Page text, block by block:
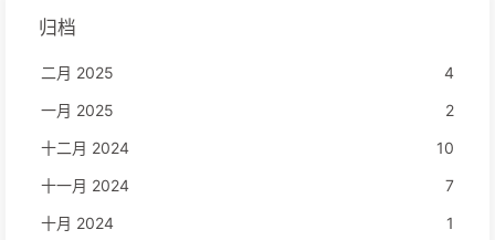
归档
二月 2025
4
一月 2025
2
十二月 2024
10
十一月 2024
7
十月 2024
1